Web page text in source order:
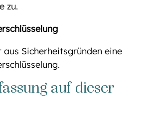
zu.
aus Sicherheitsgründen eine
auf dieser